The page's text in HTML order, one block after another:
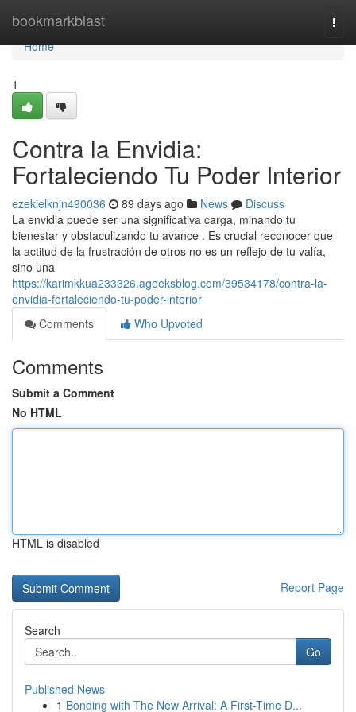
bookmarkblast
Home
Home
1
Contra la Envidia:
Fortaleciendo Tu Poder Interior
ezekielknjn490036 89 days ago News
Discuss
La envidia puede ser una significativa carga, minando tu
bienestar y obstaculizando tu avance . Es crucial reconocer que
la actitud de la frustración de otros no es un reflejo de tu valía,
sino una
https://karimkkua233326.ageeksblog.com/39534178/contra-la-
envidia-fortaleciendo-tu-poder-interior
Comments
Who Upvoted
Comments
Submit a Comment
No HTML
HTML is disabled
Report Page
Search
Go
Published News
1 Bonding with The New Arrival: A First-Time D...